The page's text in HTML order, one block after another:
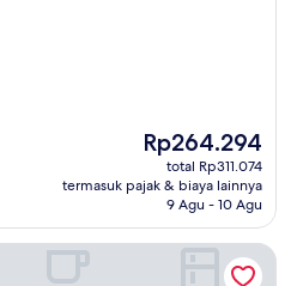
Harga
sekarang
Rp264.294
Rp264.294
total Rp311.074
termasuk pajak & biaya lainnya
9 Agu - 10 Agu